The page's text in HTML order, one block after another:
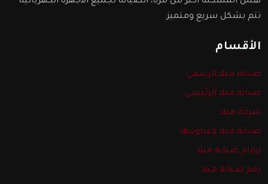
تتم بشكل سريع ومتميز.
الأقسام
صيانة ميلا الرسمي
صيانة ميلا الرئيسي
شركة ميلا
صيانة ميلا وعناوينها
ارقام صيانة ميلا
رقم صيانة ميلا